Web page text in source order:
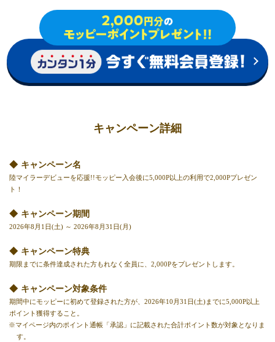
キャンペーン詳細
キャンペーン名
陸マイラーデビューを応援!!モッピー入会後に5,000P以上の利用で2,000Pプレゼン
ト！
キャンペーン期間
2026年8月1日(土) ～ 2026年8月31日(月)
キャンペーン特典
期限までに条件達成された方もれなく全員に、2,000Pをプレゼントします。
キャンペーン対象条件
期間中にモッピーに初めて登録された方が、2026年10月31日(土)までに5,000P以上
ポイント獲得すること。
※マイページ内のポイント通帳「承認」に記載された合計ポイント数が対象となりま
す。